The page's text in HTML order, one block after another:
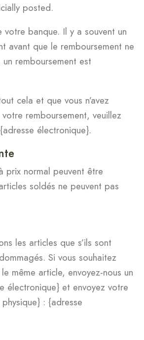
posted.
votre banque. Il y a souvent un
avant que le remboursement ne
remboursement est
cela et que vous n’avez
remboursement, veuillez
électronique}.
prix normal peuvent être
soldés ne peuvent pas
les articles que s’ils sont
Si vous souhaitez
même article, envoyez-nous un
électronique} et envoyez votre
: {adresse